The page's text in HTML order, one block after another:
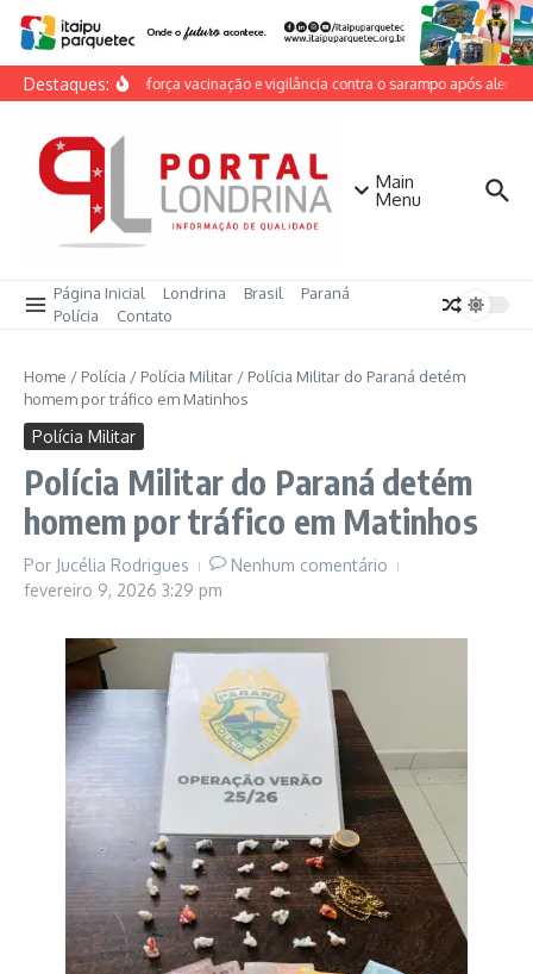
Ir para o conteúdo
Destaques:Cambé reforça vacinação e vigilância contra o sarampo após alerta
Main
Menu
Página Inicial Londrina Brasil
Paraná
Polícia
Contato
Home / Polícia / Polícia Militar / Polícia Militar do Paraná detém
homem por tráfico em Matinhos
Polícia Militar
Polícia Militar do Paraná detém
homem por tráfico em Matinhos
Por Jucélia Rodrigues
Nenhum comentário
fevereiro 9, 2026 3:29 pm